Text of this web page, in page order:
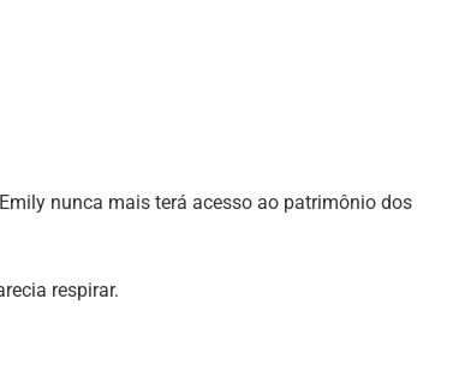
nunca mais terá acesso ao patrimônio dos
respirar.